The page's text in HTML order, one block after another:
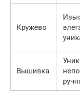
Кружево
Вышивка